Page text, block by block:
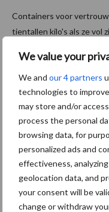
We value your
We and our 4 partners
technologies to
may store and/or
process the personal
browsing data, for
personalized ads and
effectiveness,
geolocation data, and
your consent will be
change or withdraw
Containers voor
tientallen kilo's als ze vol
fysieke belasting. Hago
25 oktober 2022